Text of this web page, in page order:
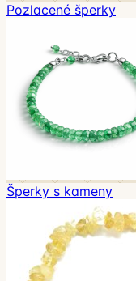
Pozlacené šperky
Šperky s kameny